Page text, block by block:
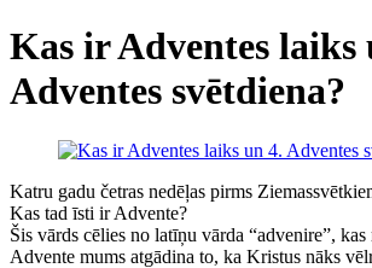
Kas ir Adventes laiks
Adventes svētdiena?
Katru gadu četras nedēļas pirms
Kas tad īsti ir Advente?
Šis vārds cēlies no latīņu vārda “advenire”, kas
Advente mums atgādina to, ka Kristus nāks